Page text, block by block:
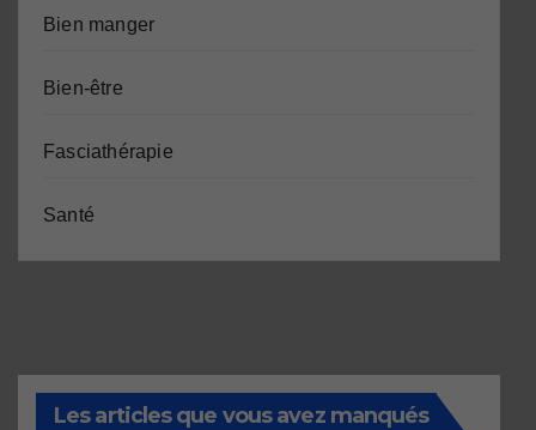
Bien manger
Bien-être
Fasciathérapie
Santé
Les articles que vous avez manqués